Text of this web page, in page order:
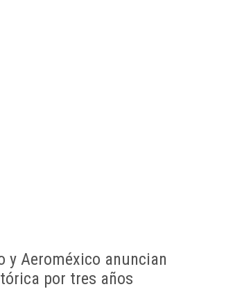
y Aeroméxico anuncian
por tres años